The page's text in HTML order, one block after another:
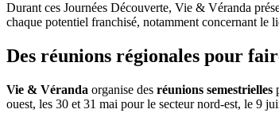
Durant ces Journées Découverte, Vie & Véranda
chaque potentiel franchisé, notamment concernant le
Des réunions régionales pour
Vie & Véranda organise des réunions semestrielles
ouest, les 30 et 31 mai pour le secteur nord-est, le 9